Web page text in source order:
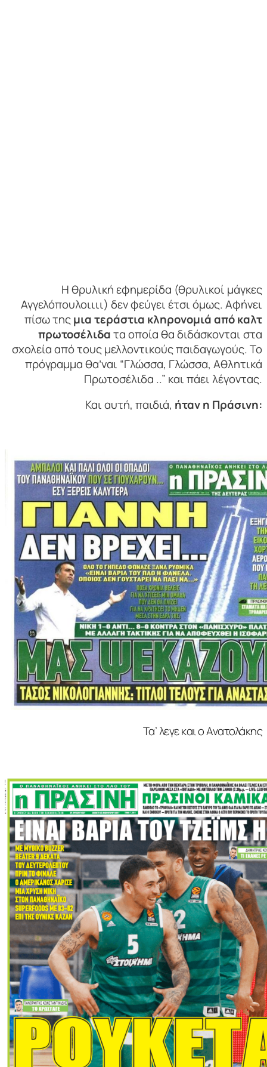
Η θρυλική εφημερίδα (θρυλικοί μάγκες
Αγγελόπουλοιιιι) δεν φεύγει έτσι όμως. Αφήνει
πίσω τηςμια τεράστια κληρονομιά από καλτ
πρωτοσέλιδατα οποία θα διδάσκονται στα
σχολεία από τους μελλοντικούς παιδαγωγούς. Το
πρόγραμμα θα’ναι “Γλώσσα, Γλώσσα, Αθλητικά
Πρωτοσέλιδα ..” και πάει λέγοντας.
Και αυτή, παιδιά, ήταν η Πράσινη:
Τα’ λεγε και ο Ανατολάκης